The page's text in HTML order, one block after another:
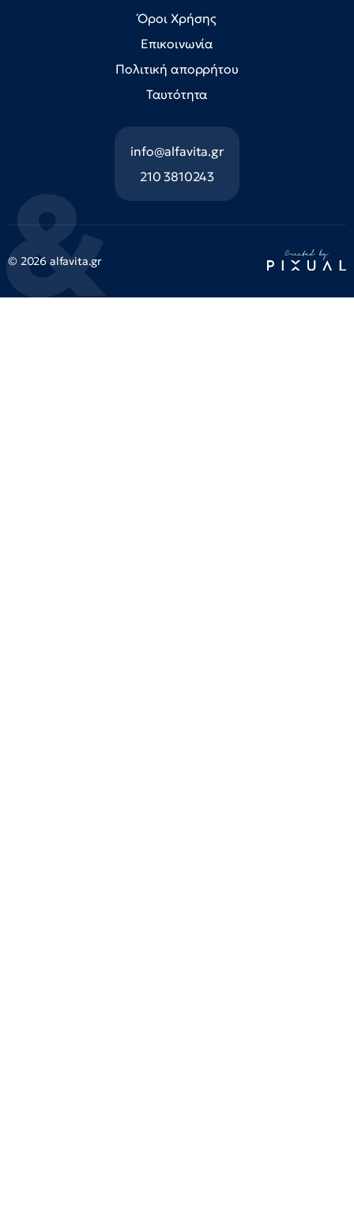
Όροι Χρήσης
Επικοινωνία
Πολιτική απορρήτου
Ταυτότητα
info@alfavita.gr
210 3810243
© 2026 alfavita.gr